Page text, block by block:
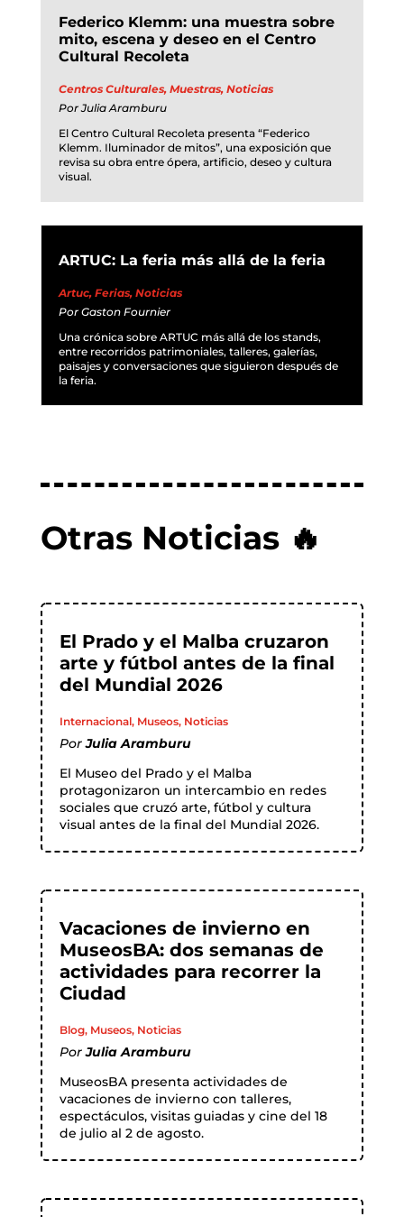
Federico Klemm: una muestra sobre
mito, escena y deseo en el Centro
Cultural Recoleta
Centros Culturales, Muestras, Noticias
PorJulia Aramburu
El Centro Cultural Recoleta presenta “Federico
Klemm. Iluminador de mitos”, una exposición que
revisa su obra entre ópera, artificio, deseo y cultura
visual.
ARTUC: La feria más allá de la feria
Artuc, Ferias, Noticias
Por Gaston Fournier
Una crónica sobre ARTUC más allá de los stands,
entre recorridos patrimoniales, talleres, galerías,
paisajes y conversaciones que siguieron después de
la feria.
Otras Noticias 🔥
El Prado y el Malba cruzaron
arte y fútbol antes de la final
del Mundial 2026
Internacional, Museos, Noticias
PorJulia Aramburu
El Museo del Prado y el Malba
protagonizaron un intercambio en redes
sociales que cruzó arte, fútbol y cultura
visual antes de la final del Mundial 2026.
Vacaciones de invierno en
MuseosBA: dos semanas de
actividades para recorrer la
Ciudad
Blog, Museos, Noticias
PorJulia Aramburu
MuseosBA presenta actividades de
vacaciones de invierno con talleres,
espectáculos, visitas guiadas y cine del 18
de julio al 2 de agosto.